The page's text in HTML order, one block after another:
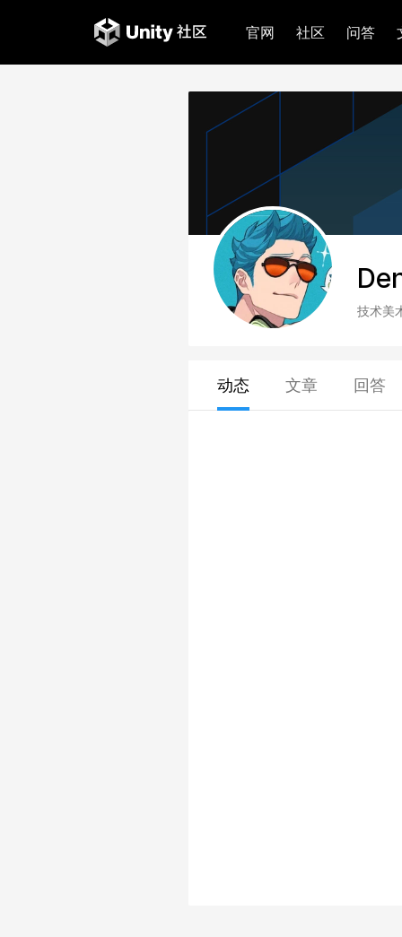
官网 社区 问答
技术美
动态 文章 回答